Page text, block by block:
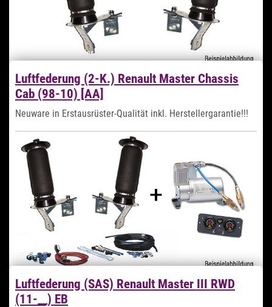
Preis auf Anfrage
Lieferzeit auf Anfrage
Zum Artikel
Luftfederung (2-K.) Renault Master Chassis
Cab (98-10) [AA]
Neuware in Erstausrüster-Qualität inkl. Herstellergarantie!!!
Luftfederung (SAS) Renault Master III RWD
(11-__) EB